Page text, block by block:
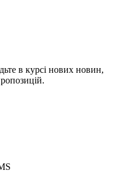
в курсі нових новин,